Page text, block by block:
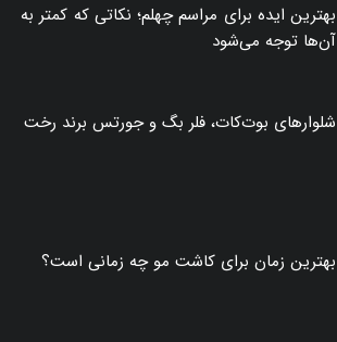
بهترین ایده برای مراسم چهلم؛ نکاتی که کمتر به
آن‌ها توجه می‌شود
شلوارهای بوت‌کات، فلر بگ و جورتس برند رخت
بهترین زمان برای کاشت مو چه زمانی است؟